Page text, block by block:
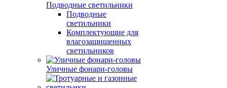
Подводные светильники
Подводные
светильники
Комплектующие для
влагозащищенных
светильников
Уличные фонари-головы